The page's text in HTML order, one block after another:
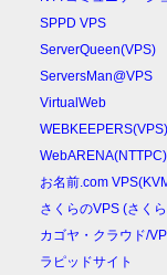
SPPD VPS
ServerQueen(VPS)
ServersMan@VPS
VirtualWeb
WEBKEEPERS(VPS)
お名前.com
さくらのVPS (さく
カゴヤ・クラウド/
ラピッドサイト